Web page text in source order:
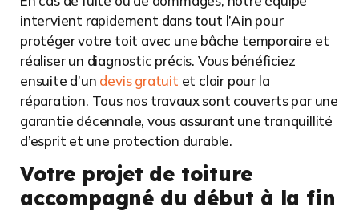
intervient rapidement dans tout l’Ain pour
protéger votre toit avec une bâche temporaire et
réaliser un diagnostic précis. Vous bénéficiez
ensuite d’un devis gratuit et clair pour la
réparation. Tous nos travaux sont couverts par une
garantie décennale, vous assurant une tranquillité
d’esprit et une protection durable.
Votre projet de toiture
accompagné du début à la fin